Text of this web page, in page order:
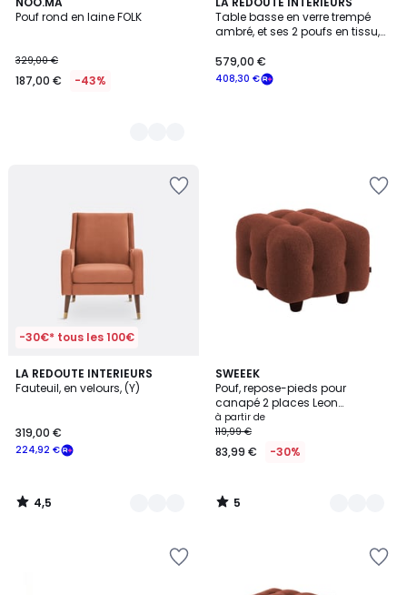
Pouf rond en laine FOLK
329,00 €
187,00 € -43%
8
Couleurs
Table basse en verre trempé
ambré, et ses 2 poufs en tissu,
408,30 €
579,00 €
-30€* tous les 100€
LA REDOUTE INTERIEURS
Fauteuil, en velours, (Y)
224,92 €
319,00 €
4,5
/ 5
7
Couleurs
4,5
/
SWEEEK
Pouf, repose-pieds pour
canapé 2 places Leon
bouclette texturée LEON
à partir de
119,99 €
83,99 € -30%
5
/
5
4
Couleurs
5
/